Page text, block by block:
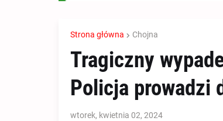
Strona główna Chojna
Tragiczny
Policja prowadzi
wtorek, kwietnia 02, 2024